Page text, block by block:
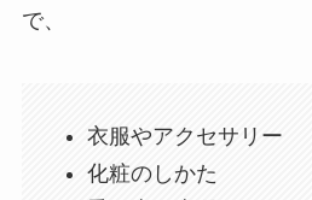
で、
衣服やアクセサリー
化粧のしかた